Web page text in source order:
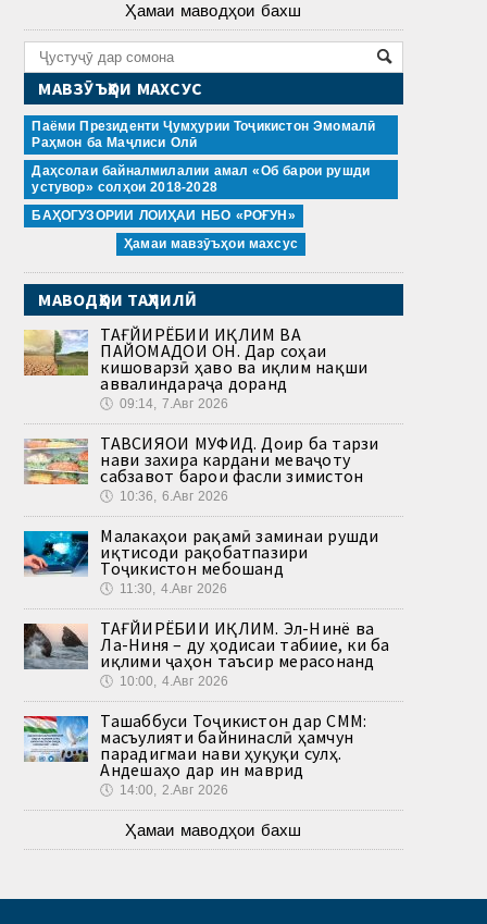
Ҳамаи маводҳои бахш
МАВЗӮЪҲОИ МАХСУС
Паёми Президенти Ҷумҳурии Тоҷикистон Эмомалӣ
Раҳмон ба Маҷлиси Олӣ
Даҳсолаи байналмилалии амал «Об барои рушди
устувор» солҳои 2018-2028
БАҲОГУЗОРИИ ЛОИҲАИ НБО «РОҒУН»
Ҳамаи мавзӯъҳои махсус
МАВОДҲОИ ТАҲЛИЛӢ
ТАҒЙИРЁБИИ ИҚЛИМ ВА
ПАЙОМАДҲОИ ОН. Дар соҳаи
кишоварзӣ ҳаво ва иқлим нақши
аввалиндараҷа доранд
🕔 09:14, 7.Авг 2026
ТАВСИЯҲОИ МУФИД. Доир ба тарзи
нави захира кардани меваҷоту
сабзавот барои фасли зимистон
🕔 10:36, 6.Авг 2026
Малакаҳои рақамӣ заминаи рушди
иқтисоди рақобатпазири
Тоҷикистон мебошанд
🕔 11:30, 4.Авг 2026
ТАҒЙИРЁБИИ ИҚЛИМ. Эл-Нинё ва
Ла-Ниня – ду ҳодисаи табиие, ки ба
иқлими ҷаҳон таъсир мерасонанд
🕔 10:00, 4.Авг 2026
Ташаббуси Тоҷикистон дар СММ:
масъулияти байнинаслӣ ҳамчун
парадигмаи нави ҳуқуқи сулҳ.
Андешаҳо дар ин маврид
🕔 14:00, 2.Авг 2026
Ҳамаи маводҳои бахш